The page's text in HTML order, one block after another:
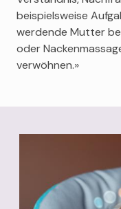
beispielsweise
werdende Mutter
oder
verwöhnen.»